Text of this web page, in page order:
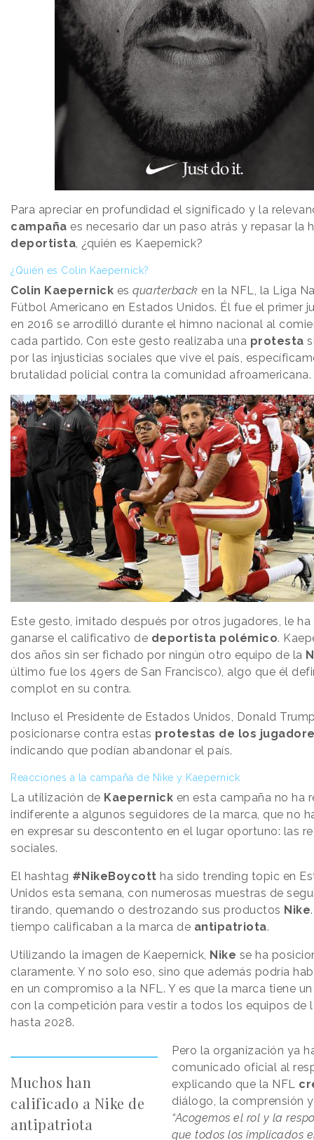
Para apreciar en profundidad el significado y la
campaña es necesario dar un paso atrás y repasar la
deportista, ¿quién es Kaepernick?
¿Quién es Colin Kaepernick?
Colin Kaepernick es quarterback en la NFL, la Liga
Fútbol Americano en Estados Unidos. Él fue el primer
en 2016 se arrodilló durante el himno nacional al
cada partido. Con este gesto realizaba una protesta
por las injusticias sociales que vive el país,
brutalidad policial contra la comunidad afroamericana.
Este gesto, imitado después por otros jugadores, le ha
ganarse el calificativo de deportista polémico.
dos años sin ser fichado por ningún otro equipo de la
último fue los 49ers de San Francisco), algo que él
complot en su contra.
Incluso el Presidente de Estados Unidos, Donald
posicionarse contra estas protestas de los
indicando que podían abandonar el país.
Reacciones a la campaña de Nike y Kaepernick
La utilización de Kaepernick en esta campaña no ha
indiferente a algunos seguidores de la marca, que no
en expresar su descontento en el lugar oportuno: las
sociales.
El hashtag #NikeBoycott ha sido trending topic en
Unidos esta semana, con numerosas muestras de
tirando, quemando o destrozando sus productos Nike
tiempo calificaban a la marca de antipatriota.
Utilizando la imagen de Kaepernick, Nike se ha
claramente. Y no solo eso, sino que además podría
en un compromiso a la NFL. Y es que la marca tiene
con la competición para vestir a todos los equipos de
hasta 2028.
Muchos han
calificado a Nike de
antipatriota
Pero la organización ya
comunicado oficial al
explicando que la NFL
diálogo, la comprensión
“Acogemos el rol y la
que todos los implicados